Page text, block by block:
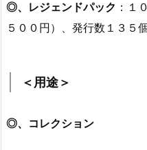
◎、レジェンドパック ：１
５００円）、発行数１３５
＜用途＞
◎、コレクション